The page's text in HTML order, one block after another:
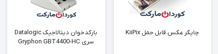
چاپگر عکس قابل حمل KiiPix
بارکدخوان دیتالاجیک Datalogic
سری Gryphon GBT4400-HC